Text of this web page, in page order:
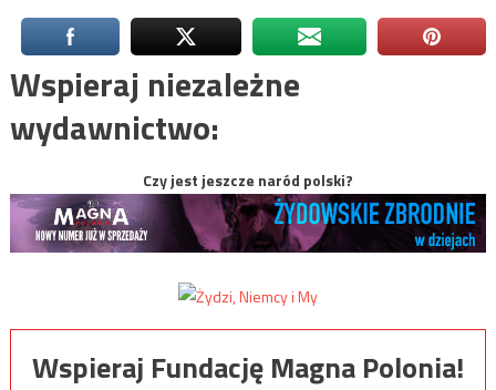
Wspieraj niezależne
wydawnictwo:
Czy jest jeszcze naród polski?
Wspieraj Fundację Magna Polonia!